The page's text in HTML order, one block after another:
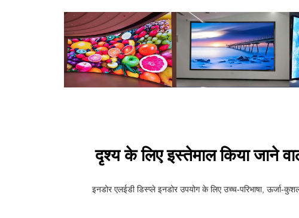
दृश्य के लिए इस्तेमाल किया जाने
इनडोर एलईडी डिस्प्ले इनडोर उपयोग के लिए उच्च-परिभाषा, ऊर्जा-